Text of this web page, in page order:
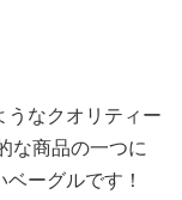
うなクオリティー
な商品の一つに
ーグルです！